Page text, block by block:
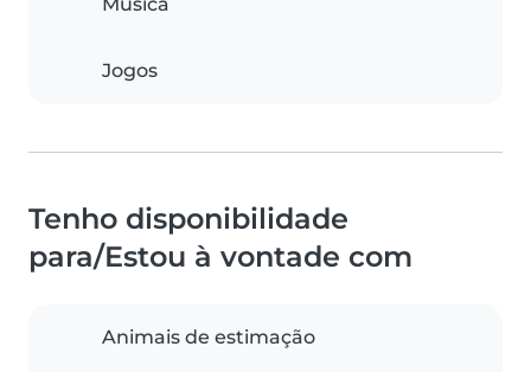
Música
Jogos
Tenho disponibilidade
para/Estou à vontade com
Animais de estimação